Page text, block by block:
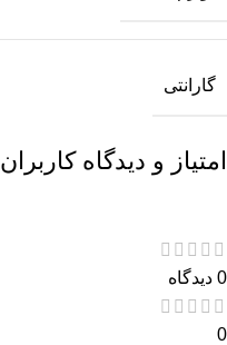
گارانتی
امتیاز و دیدگاه کاربران
0 دیدگاه
0